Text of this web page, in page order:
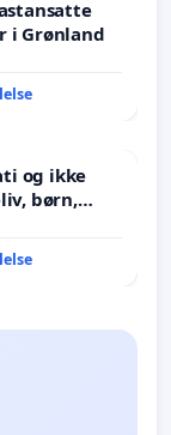
i Grønland
og ikke
i mange